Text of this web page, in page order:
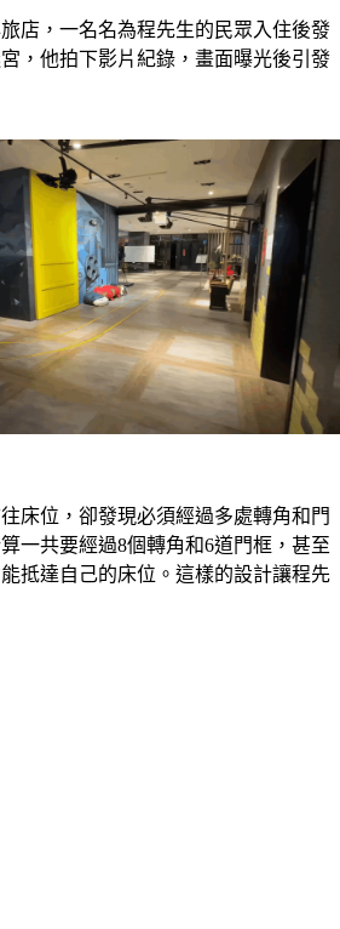
店，一名名為程先生的民眾入住後發
，他拍下影片紀錄，畫面曝光後引發
床位，卻發現必須經過多處轉角和門
一共要經過8個轉角和6道門框，甚至
抵達自己的床位。這樣的設計讓程先